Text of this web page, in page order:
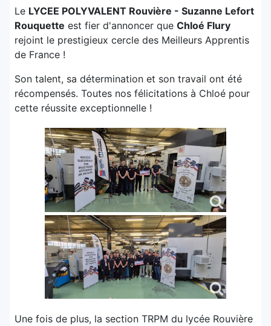
Le LYCEE POLYVALENT Rouvière - Suzanne Lefort
Rouquette est fier d'annoncer que Chloé Flury
rejoint le prestigieux cercle des Meilleurs Apprentis
de France !
Son talent, sa détermination et son travail ont été
récompensés. Toutes nos félicitations à Chloé pour
cette réussite exceptionnelle !
Une fois de plus, la section TRPM du lycée Rouvière